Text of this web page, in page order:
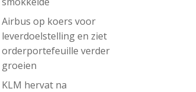
Airbus op koers voor
leverdoelstelling en ziet
orderportefeuille verder
groeien
KLM hervat na